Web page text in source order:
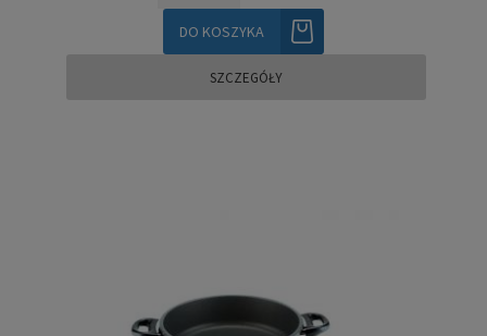
DO KOSZYKA
SZCZEGÓŁY